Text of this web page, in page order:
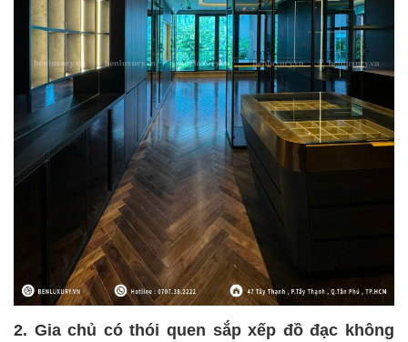
2. Gia chủ có thói quen sắp xếp đồ đạc không